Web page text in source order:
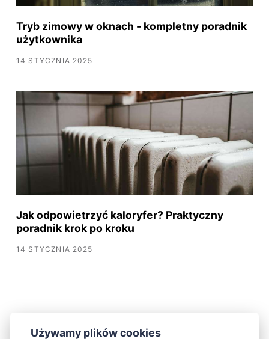
Tryb zimowy w oknach - kompletny poradnik
użytkownika
14 STYCZNIA 2025
Jak odpowietrzyć kaloryfer? Praktyczny
poradnik krok po kroku
14 STYCZNIA 2025
Używamy plików cookies